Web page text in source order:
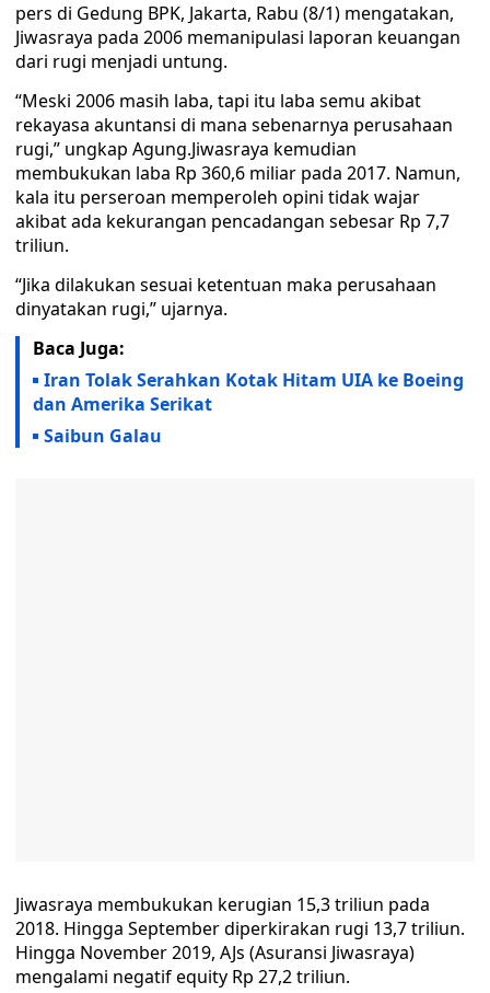
pers di Gedung BPK, Jakarta, Rabu (8/1) mengatakan,
Jiwasraya pada 2006 memanipulasi laporan keuangan
dari rugi menjadi untung.
“Meski 2006 masih laba, tapi itu laba semu akibat
rekayasa akuntansi di mana sebenarnya perusahaan
rugi,” ungkap Agung.Jiwasraya kemudian
membukukan laba Rp 360,6 miliar pada 2017. Namun,
kala itu perseroan memperoleh opini tidak wajar
akibat ada kekurangan pencadangan sebesar Rp 7,7
triliun.
“Jika dilakukan sesuai ketentuan maka perusahaan
dinyatakan rugi,” ujarnya.
Baca Juga:
Iran Tolak Serahkan Kotak Hitam UIA ke Boeing
dan Amerika Serikat
Saibun Galau
Jiwasraya membukukan kerugian 15,3 triliun pada
2018. Hingga September diperkirakan rugi 13,7 triliun.
Hingga November 2019, AJs (Asuransi Jiwasraya)
mengalami negatif equity Rp 27,2 triliun.